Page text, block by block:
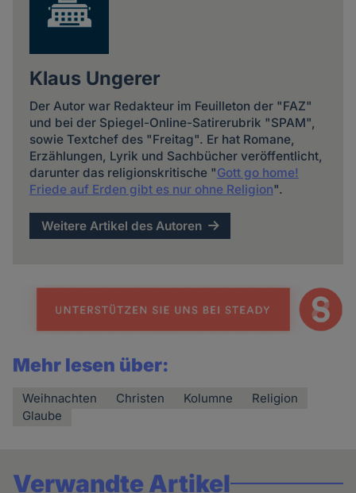
Klaus Ungerer
Der Autor war Redakteur im Feuilleton der "FAZ"
und bei der Spiegel-Online-Satirerubrik "SPAM",
sowie Textchef des "Freitag". Er hat Romane,
Erzählungen, Lyrik und Sachbücher veröffentlicht,
darunter das religionskritische "Gott go home!
Friede auf Erden gibt es nur ohne Religion".
Weitere Artikel des Autoren
Mehr lesen über:
Weihnachten Christen Kolumne
Religion
Glaube
Verwandte Artikel